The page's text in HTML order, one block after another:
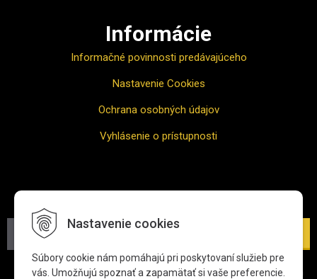
Nastavenie cookies
Súbory cookie nám pomáhajú pri poskytovaní služieb pre
vás. Umožňujú spoznať a zapamätať si vaše preferencie.
Informácie
Informačné povinnosti predávajúceho
Nastavenie Cookies
Ochrana osobných údajov
Vyhlásenie o prístupnosti
*Zadaním svojej e-mailovej adresy súhlasíte s jej spracovaním